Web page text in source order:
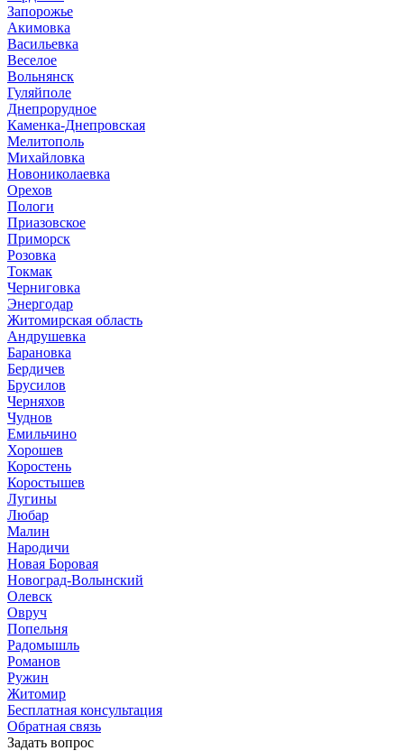
Запорожье
Акимовка
Васильевка
Веселое
Вольнянск
Гуляйполе
Днепрорудное
Каменка-Днепровская
Мелитополь
Михайловка
Новониколаевка
Орехов
Пологи
Приазовское
Приморск
Розовка
Токмак
Черниговка
Энергодар
Житомирская область
Андрушевка
Барановка
Бердичев
Брусилов
Черняхов
Чуднов
Емильчино
Хорошев
Коростень
Коростышев
Лугины
Любар
Малин
Народичи
Новая Боровая
Новоград-Волынский
Олевск
Овруч
Попельня
Радомышль
Романов
Ружин
Житомир
Бесплатная консультация
Обратная связь
Задать вопрос